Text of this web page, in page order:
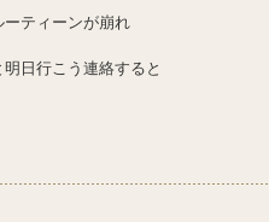
ティーンが崩れ
日行こう連絡すると